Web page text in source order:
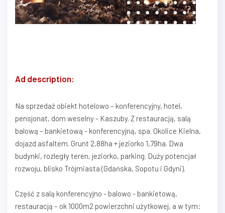
Ad description:
Na sprzedaż obiekt hotelowo – konferencyjny, hotel,
pensjonat, dom weselny - Kaszuby. Z restauracją, salą
balową – bankietową - konferencyjną, spa. Okolice Kielna,
dojazd asfaltem. Grunt 2,88ha + jeziorko 1,79ha. Dwa
budynki, rozległy teren, jeziorko, parking. Duży potencjał
rozwoju, blisko Trójmiasta (Gdańska, Sopotu i Gdyni).
Część z salą konferencyjno - balowo - bankietową,
restauracją – ok 1000m2 powierzchni użytkowej, a w tym: